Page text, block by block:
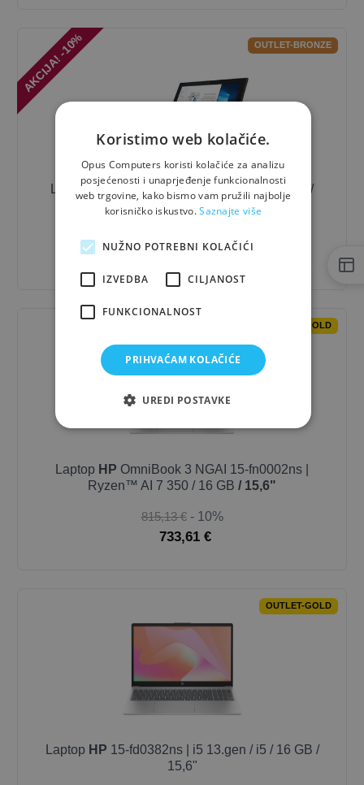
AKCIJA! -10% OUTLET-BRONZE
Laptop Lenovo
IdeaPad Duet 3 10IGL5-LTE /
Celeron® / 8 GB / 10"
OUTLET-GOLD
Laptop HP OmniBook 3 NGAI 15-fn0002ns |
Ryzen™ AI 7 350 / 16 GB / 15,6"
815,13 € - 10%
733,61 €
OUTLET-GOLD
Laptop HP 15-fd0382ns | i5 13.gen / i5 / 16 GB /
15,6"
Koristimo web kolačiće.
Opus Computers koristi kolačiće za analizu
posjećenosti i unaprjeđenje funkcionalnosti
web trgovine, kako bismo vam pružili najbolje
korisničko iskustvo.Saznajte više
NUŽNO POTREBNI KOLAČIĆI
IZVEDBA CILJANOST
FUNKCIONALNOST
PRIHVAĆAM KOLAČIĆE
UREDI POSTAVKE